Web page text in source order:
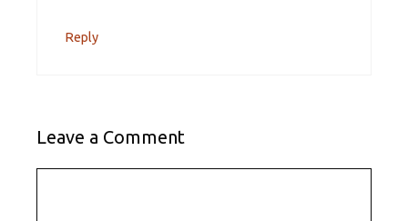
Reply
Leave a Comment